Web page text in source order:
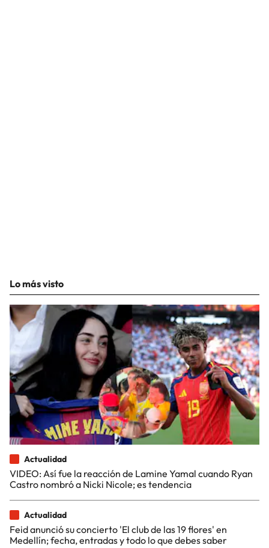
Lo más visto
Actualidad
VIDEO: Así fue la reacción de Lamine Yamal cuando Ryan
Castro nombró a Nicki Nicole; es tendencia
Actualidad
Feid anunció su concierto 'El club de las 19 flores' en
Medellín; fecha, entradas y todo lo que debes saber